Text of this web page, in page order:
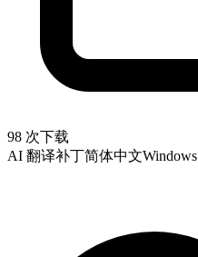
98 次下载
AI 翻译补丁简体中文Windows